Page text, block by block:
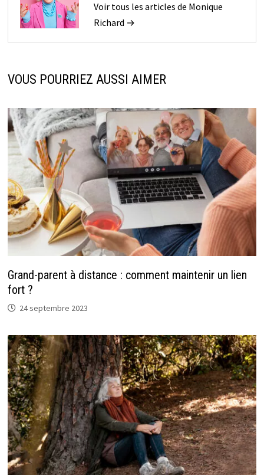
Voir tous les articles de Monique
Richard →
VOUS POURRIEZ AUSSI AIMER
Grand-parent à distance : comment maintenir un lien
fort ?
24 septembre 2023